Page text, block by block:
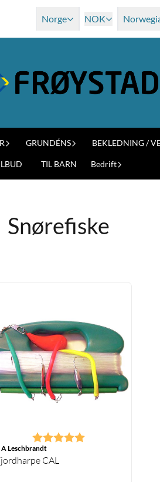
Norge NOK
GRUNDÉNS BEKLEDNING /
TIL BARN Bedrift
Snørefiske
Karakter: 5.0 av 5 mulige
A Leschbrandt
CAL